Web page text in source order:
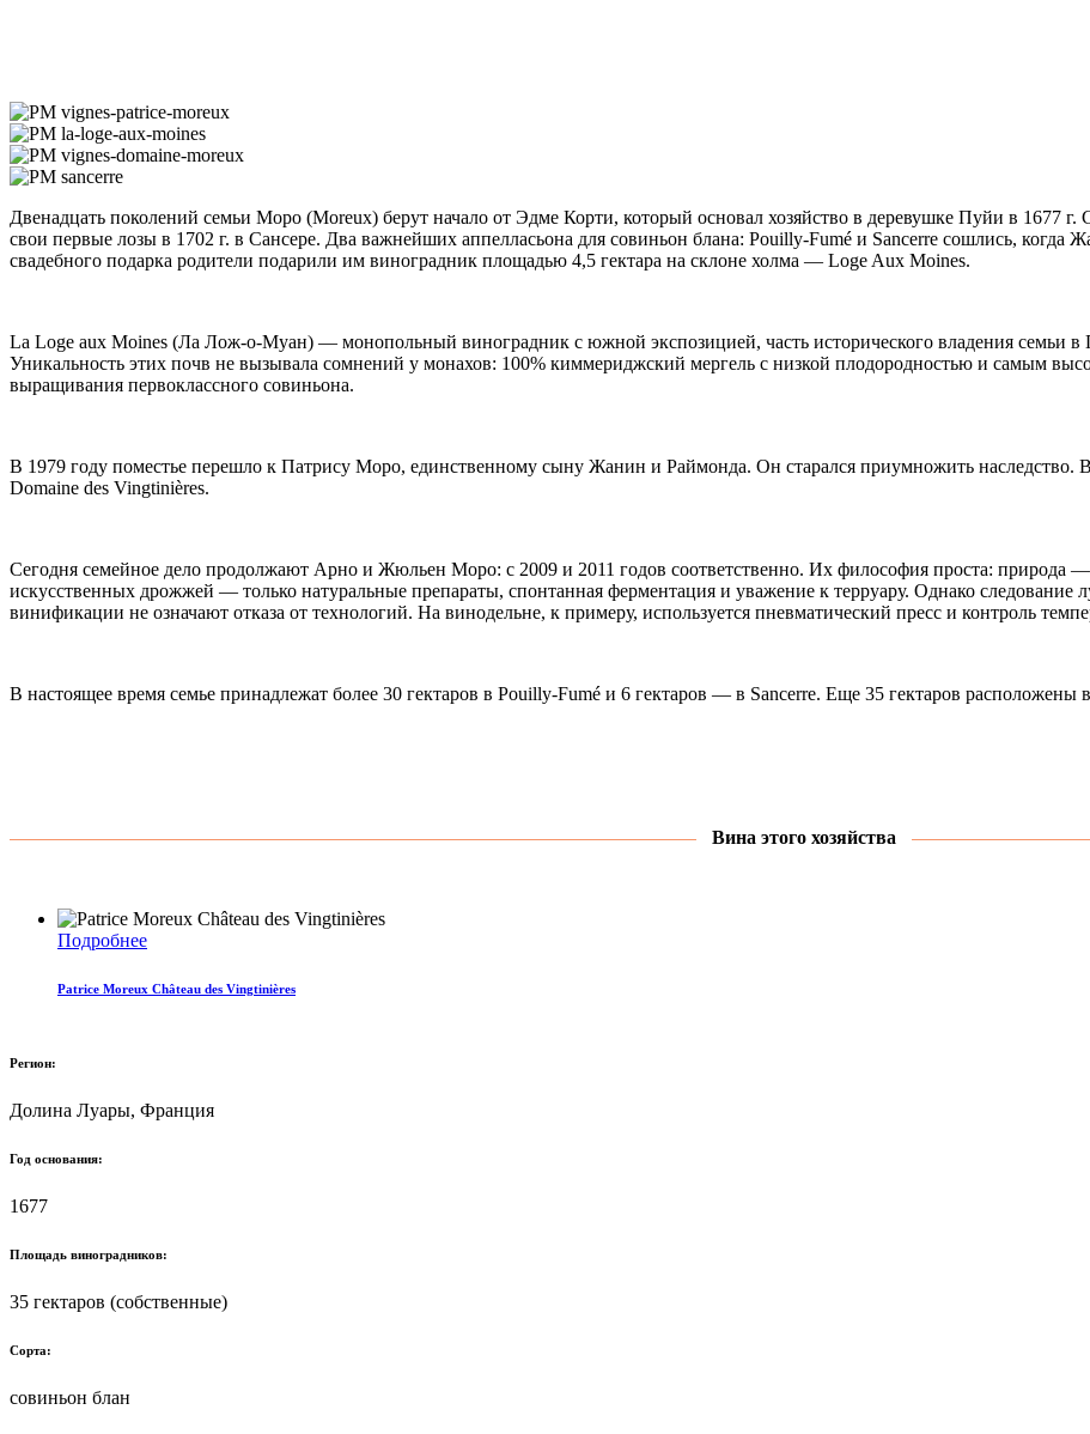
Двенадцать поколений семьи Моро (Moreux) берут начало от Эдме Корти, который основал хозяйство в деревушке Пуйи в 1677
свои первые лозы в 1702 г. в Сансере. Два важнейших аппелласьона для совиньон блана: Pouilly-Fumé и Sancerre сошлись,
свадебного подарка родители подарили им виноградник площадью 4,5 гектара на склоне холма — Loge Aux Moines.
La Loge aux Moines (Ла Лож-о-Муан) — монопольный виноградник с южной экспозицией, часть исторического владения семьи
Уникальность этих почв не вызывала сомнений у монахов: 100% киммериджский мергель с низкой плодородностью и самым
выращивания первоклассного совиньона.
В 1979 году поместье перешло к Патрису Моро, единственному сыну Жанин и Раймонда. Он старался приумножить
Domaine des Vingtinières.
Сегодня семейное дело продолжают Арно и Жюльен Моро: с 2009 и 2011 годов соответственно. Их философия проста: природа
искусственных дрожжей — только натуральные препараты, спонтанная ферментация и уважение к терруару. Однако
винификации не означают отказа от технологий. На винодельне, к примеру, используется пневматический пресс и контроль
В настоящее время семье принадлежат более 30 гектаров в Pouilly-Fumé и 6 гектаров — в Sancerre. Еще 35 гектаров расположены
Вина этого хозяйства
Подробнее
Patrice Moreux Château des Vingtinières
Регион:
Долина Луары, Франция
Год основания:
1677
Площадь виноградников:
35 гектаров (собственные)
Сорта:
совиньон блан